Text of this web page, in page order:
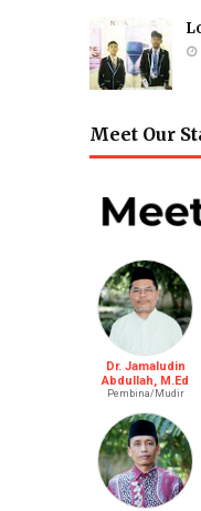
Meet Our
Dr. Jamaludin
Abdullah, M.Ed
Pembina/Mudir